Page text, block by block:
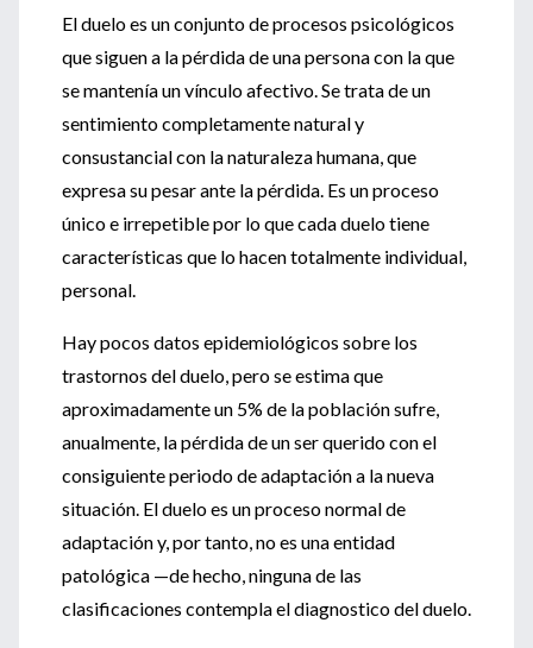
El duelo es un conjunto de procesos psicológicos
que siguen a la pérdida de una persona con la que
se mantenía un vínculo afectivo. Se trata de un
sentimiento completamente natural y
consustancial con la naturaleza humana, que
expresa su pesar ante la pérdida. Es un proceso
único e irrepetible por lo que cada duelo tiene
características que lo hacen totalmente individual,
personal.
Hay pocos datos epidemiológicos sobre los
trastornos del duelo, pero se estima que
aproximadamente un 5% de la población sufre,
anualmente, la pérdida de un ser querido con el
consiguiente periodo de adaptación a la nueva
situación. El duelo es un proceso normal de
adaptación y, por tanto, no es una entidad
patológica —de hecho, ninguna de las
clasificaciones contempla el diagnostico del duelo.